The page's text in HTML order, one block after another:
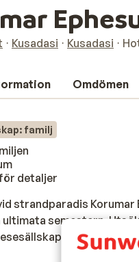
Kusadasi Kusadasi
Omdömen
familj
detaljer
strandparadis
semestern.
och beundrar
design och ett